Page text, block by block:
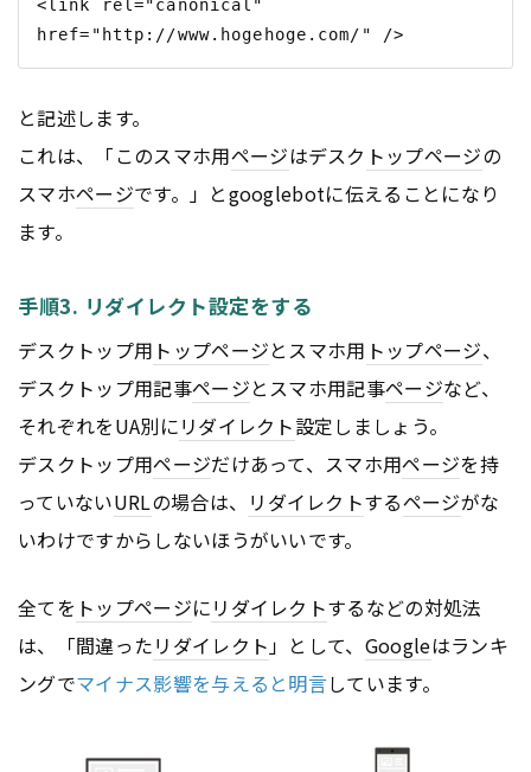
<link rel="canonical"
と記述します。
これは、「このスマホ用ページはデスク トップページの
スマホページです。」とgooglebotに伝えることになり
ます。
手順3. リダイレクト設定をする
デスクトップ用 トップページとスマホ用 トップページ、
デスクトップ用記事ページとスマホ用記事ページなど、
それぞれをUA別にリダイレクト設定しましょう。
デスクトップ用ページだけあって、スマホ用ページを持
っていないURLの場合は、 リダイレクトするページがな
いわけですからしないほうがいいです。
全てを トップページにリダイレクトするなどの対処法
は、「間違ったリダイレクト」として、 Googleはランキ
ングでマイナス影響を与えると明言しています。